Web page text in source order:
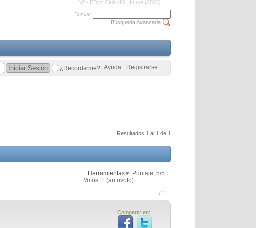
VA - EDM: Club NG House (2023)
Resultados 1 al 1 de 1
Herramientas Puntaje: 5/5 |
Votos: 1 (autovoto)
#1
Compartir en:
Buscar
Búsqueda Avanzada
Registrarse
Ayuda
¿Recordarme?